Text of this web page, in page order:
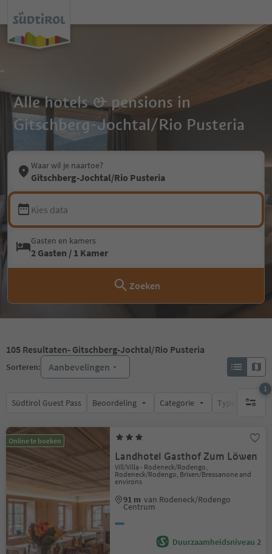
Alle hotels & pensions in
Gitschberg-Jochtal/Rio Pusteria
Waar wil je naartoe?
Gitschberg-Jochtal/Rio Pusteria
Kies data
Gasten en kamers
2 Gasten / 1 Kamer
Zoeken
105 Resultaten- Gitschberg-Jochtal/Rio Pusteria
Sorteren: Aanbevelingen
Südtirol Guest Pass Beoordeling Categorie Type catering
1
1
Online te boeken
Landhotel Gasthof Zum Löwen
Vill/Villa - Rodeneck/Rodengo,
Rodeneck/Rodengo, Brixen/Bressanone and
environs
91 m van Rodeneck/Rodengo
Centrum
Duurzaamheidsniveau 2